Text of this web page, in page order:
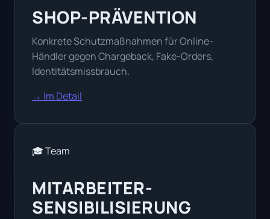
SHOP-PRÄVENTION
Konkrete Schutzmaßnahmen für Online-
Händler gegen Chargeback, Fake-Orders,
Identitätsmissbrauch.
→ Im Detail
🎓 Team
MITARBEITER-
SENSIBILISIERUNG